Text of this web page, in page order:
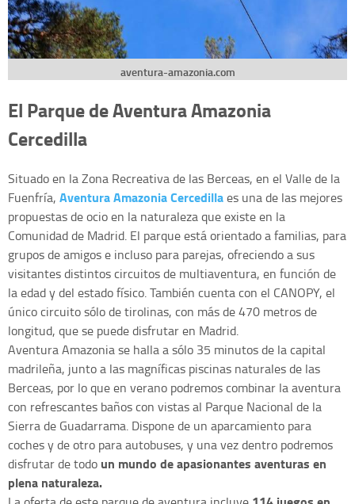
aventura-amazonia.com
El Parque de Aventura Amazonia
Cercedilla
Situado en la Zona Recreativa de las Berceas, en el Valle de la
Fuenfría, Aventura Amazonia Cercedillaes una de las mejores
propuestas de ocio en la naturaleza que existe en la
Comunidad de Madrid. El parque está orientado a familias, para
grupos de amigos e incluso para parejas, ofreciendo a sus
visitantes distintos circuitos de multiaventura, en función de
la edad y del estado físico. También cuenta con el CANOPY, el
único circuito sólo de tirolinas, con más de 470 metros de
longitud, que se puede disfrutar en Madrid.
Aventura Amazonia se halla a sólo 35 minutos de la capital
madrileña, junto a las magníficas piscinas naturales de las
Berceas, por lo que en verano podremos combinar la aventura
con refrescantes baños con vistas al Parque Nacional de la
Sierra de Guadarrama. Dispone de un aparcamiento para
coches y de otro para autobuses, y una vez dentro podremos
disfrutar de todo un mundo de apasionantes aventuras en
plena naturaleza.